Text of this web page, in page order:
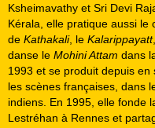
Ksheimavathy et Sri Devi
Kérala, elle pratique aussi le
de Kathakali, le Kalarippayatt
danse le Mohini Attam dans
1993 et se produit depuis
les scènes françaises, dans
indiens. En 1995, elle fonde
Lestréhan à Rennes et